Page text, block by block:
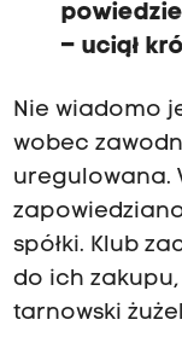
– uciął
Nie wiadomo
wobec
uregulowana.
spółki. Klub
do ich
tarnowski